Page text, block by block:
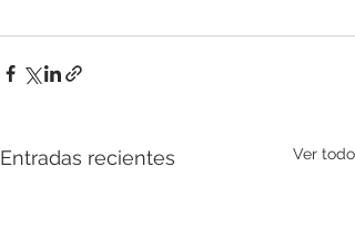
Entradas recientes Ver todo